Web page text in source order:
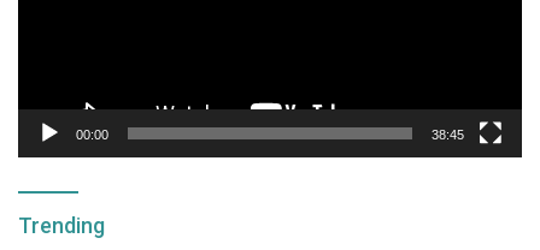
00:00 38:45
Trending